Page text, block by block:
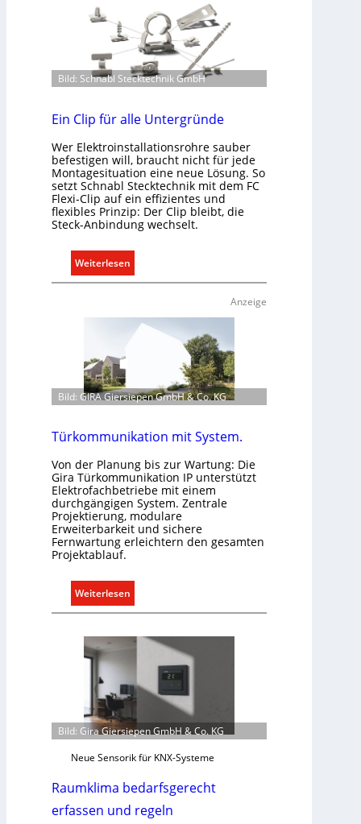
Bild: Schnabl Stecktechnik GmbH
Ein Clip für alle Untergründe
Wer Elektroinstallationsrohre sauber
befestigen will, braucht nicht für jede
Montagesituation eine neue Lösung. So
setzt Schnabl Stecktechnik mit dem FC
Flexi-Clip auf ein effizientes und
flexibles Prinzip: Der Clip bleibt, die
Steck-Anbindung wechselt.
Weiterlesen
E
C
f
r
l
l
e
U
n
t
r
r
ü
e
Anzeige
Bild: GIRA Giersiepen GmbH & Co. KG
Türkommunikation mit System.
Von der Planung bis zur Wartung: Die
Gira Türkommunikation IP unterstützt
Elektrofachbetriebe mit einem
durchgängigen System. Zentrale
Projektierung, modulare
Erweiterbarkeit und sichere
Fernwartung erleichtern den gesamten
Projektablauf.
Weiterlesen
T
r
m
u
i
a
t
Bild: Gira Giersiepen GmbH & Co. KG
Neue Sensorik für KNX-Systeme
Raumklima bedarfsgerecht
erfassen und regeln